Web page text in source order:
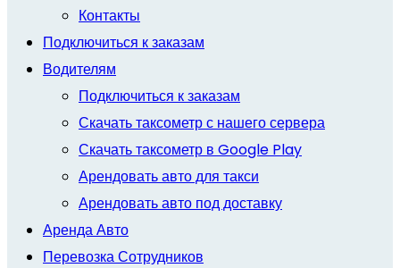
Контакты
Подключиться к заказам
Водителям
Подключиться к заказам
Скачать таксометр с нашего сервера
Скачать таксометр в Google Play
Арендовать авто для такси
Арендовать авто под доставку
Аренда Авто
Перевозка Сотрудников